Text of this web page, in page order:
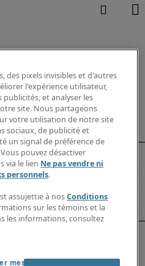
des pixels invisibles et d'autres
l'expérience utilisateur,
et analyser les
site. Nous partageons
votre utilisation de notre site
sociaux, de publicité et
un signal de préférence de
pouvez désactiver
via le lien Ne pas vendre ni
personnels.
assujettie à nosConditions
sur les témoins et la
les informations, consultez
mes